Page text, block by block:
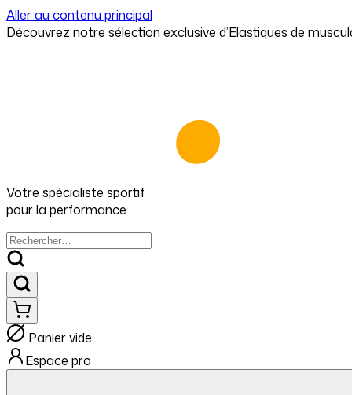
Aller au contenu principal
⁠⁠Découvrez notre sélection exclusive d’Elastiques de
Votre spécialiste sportif
pourla performance
Panier vide
Espace pro